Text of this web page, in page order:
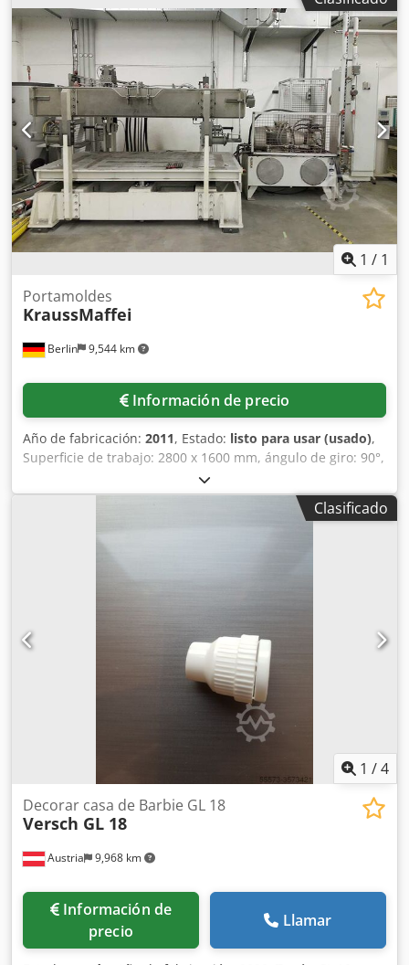
1 / 1
Berlin 9,544 km
Portamoldes
KraussMaffei
Información de precio
Año de fabricación: 2011, Estado: listo para usar (usado),
Superficie de trabajo: 2800 x 1600 mm, ángulo de giro: 90°,
recorrido paralelo: 150 mm, fuerza de cierre: 700 kN,
potencia de conexión: 50 kW, incluye documentación.
Clasificado
1 /4
Austria 9,968 km
Decorar casa de Barbie GL 18
Versch GL 18
Información de
precio
Llamar